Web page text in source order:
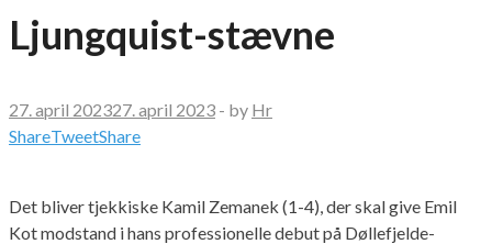
Ljungquist-stævne
27. april 202327. april 2023 - by Hr
ShareTweetShare
Det bliver tjekkiske Kamil Zemanek (1-4), der skal give Emil
Kot modstand i hans professionelle debut på Døllefjelde-